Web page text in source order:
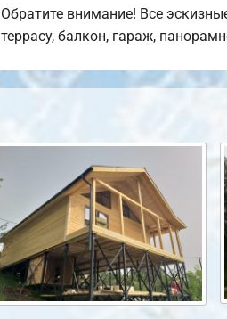
Обратите внимание! Все
террасу, балкон, гараж,